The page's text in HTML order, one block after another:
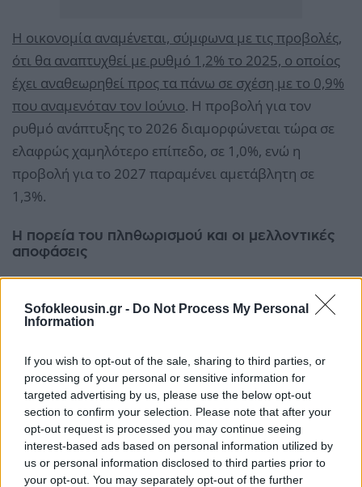
Sofokleousin.gr - Do Not Process My Personal
Information
If you wish to opt-out of the sale, sharing to third parties, or
processing of your personal or sensitive information for
targeted advertising by us, please use the below opt-out
section to confirm your selection. Please note that after your
opt-out request is processed you may continue seeing
interest-based ads based on personal information utilized by
us or personal information disclosed to third parties prior to
your opt-out. You may separately opt-out of the further
Η οικονομία αναμένεται, σύμφωνα με τις προβολές,
ότι θα αναπτυχθεί με ρυθμό 1,2% το 2025, ο οποίος
έχει αναθεωρηθεί προς τα πάνω σε σχέση με το 0,9%
που αναμενόταν τον Ιούνιο. Η προβολή για τον
ρυθμό ανάπτυξης το 2026 διαμορφώνεται τώρα σε
ελαφρώς χαμηλότερο επίπεδο, σε 1,0%, ενώ η
προβολή για το 2027 παραμένει αμετάβλητη σε
1,3%.
Η πορεία του πληθωρισμού και οι μελλοντικές
αποφάσεις